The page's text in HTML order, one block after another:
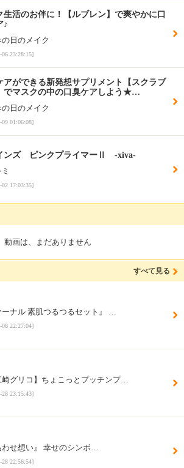
生活のお伴に！【ルブレン】で爽やかに口
♪
の日のメイク
06 23:28:15]
アができる新発想サプリメント【スクラブ
でマスクの中の口臭ケアしよう★…
の日のメイク
09 01:06:08]
ンズ ピンクプライマーⅡ -xiva-
02 17:03:35]
動画は、まだありません
すべて見る
ーナル 素肌つるつるセット』 …
08 22:27:04]
崎グリコ】ちょこっとプッチンプ…
28 23:15:43]
わせ想い』 幸せのシンボ…
28 22:56:54]